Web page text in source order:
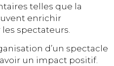
telles que la
enrichir
spectateurs.
d’un spectacle
un impact positif.